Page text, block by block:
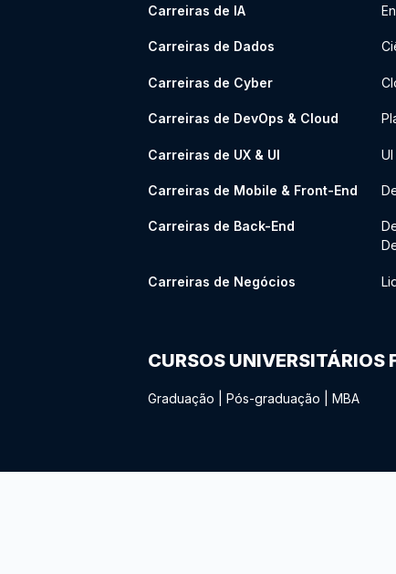
Carreiras de IA
Carreiras de Dados
Carreiras de Cyber
Carreiras de DevOps & Cloud
Carreiras de UX & UI
Carreiras de Mobile & Front-End
Carreiras de Back-End
Carreiras de Negócios
CURSOS UNIVERSITÁRIOS
Graduação Pós-graduação MBA